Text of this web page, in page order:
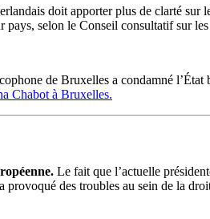
doit apporter plus de clarté sur
pays, selon le Conseil consultatif sur
de Bruxelles a condamné l’État
Chabot à Bruxelles.
Le fait que l’actuelle
des troubles au sein de la